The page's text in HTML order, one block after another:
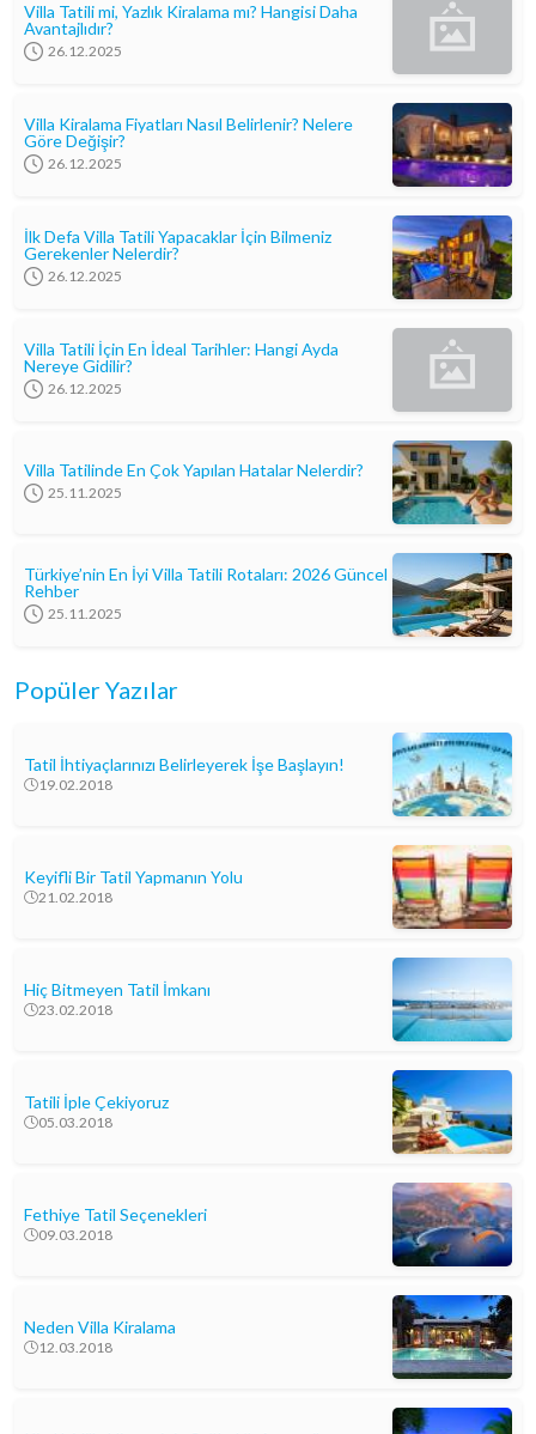
Villa Tatili mi, Yazlık Kiralama mı? Hangisi Daha
Avantajlıdır?
26.12.2025
Villa Kiralama Fiyatları Nasıl Belirlenir? Nelere
Göre Değişir?
26.12.2025
İlk Defa Villa Tatili Yapacaklar İçin Bilmeniz
Gerekenler Nelerdir?
26.12.2025
Villa Tatili İçin En İdeal Tarihler: Hangi Ayda
Nereye Gidilir?
26.12.2025
Villa Tatilinde En Çok Yapılan Hatalar Nelerdir?
25.11.2025
Türkiye’nin En İyi Villa Tatili Rotaları: 2026 Güncel
Rehber
25.11.2025
Popüler Yazılar
Tatil İhtiyaçlarınızı Belirleyerek İşe Başlayın!
19.02.2018
Keyifli Bir Tatil Yapmanın Yolu
21.02.2018
Hiç Bitmeyen Tatil İmkanı
23.02.2018
Tatili İple Çekiyoruz
05.03.2018
Fethiye Tatil Seçenekleri
09.03.2018
Neden Villa Kiralama
12.03.2018